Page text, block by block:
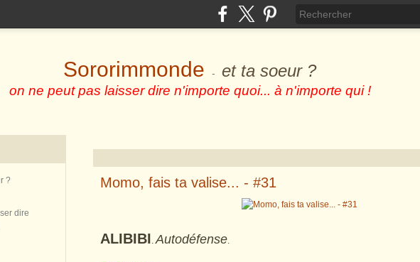
Sororimmonde - et ta soeur ?
on ne peut pas laisser dire n'importe quoi... à n'importe qui !
?
dire
Momo, fais ta valise... - #31
ALIBIBI.Autodéfense.